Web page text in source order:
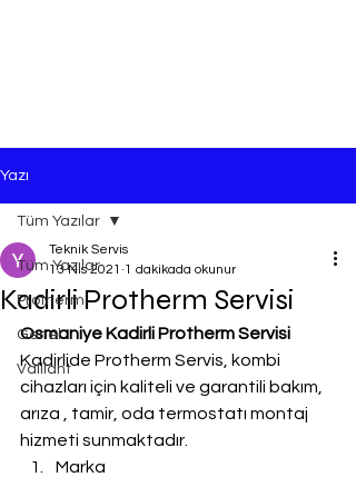
Yazı
Tüm Yazılar
Protherm
Genel
Vaillant
Tüm Yazılar
Kadirli Protherm Servisi
Teknik Servis
13 Nis 2021 1 dakikada okunur
Osmaniye Kadirli Protherm Servisi
Kadirlide Protherm Servis, kombi
cihazları için kaliteli ve garantili bakım,
arıza , tamir, oda termostatı montaj
hizmeti sunmaktadır.
Marka